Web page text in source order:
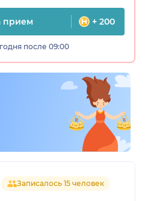
прием + 200
после 09:00
Записалось 15 человек